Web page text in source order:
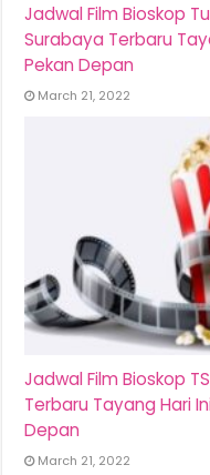
Jadwal Film Bioskop
Surabaya Terbaru
Pekan Depan
March 21, 2022
Jadwal Film Bioskop
Terbaru Tayang Hari
Depan
March 21, 2022